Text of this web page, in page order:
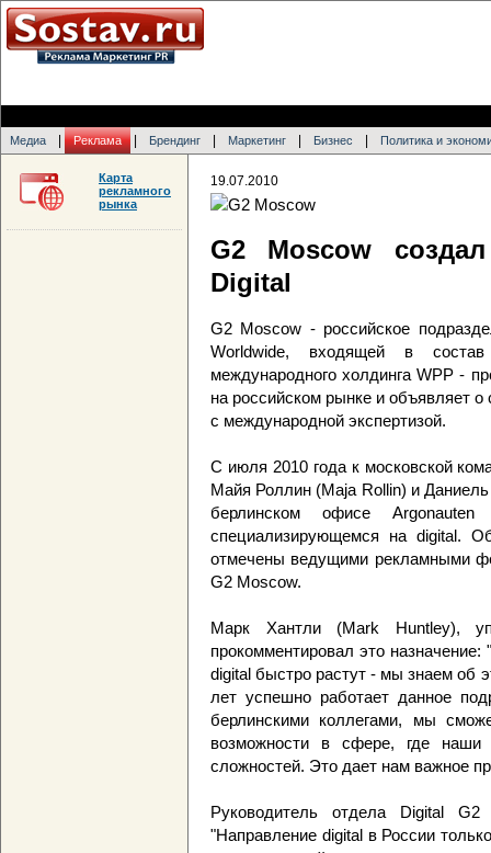
Медиа Реклама Брендинг Маркетинг Бизнес Политика и
19.07.2010
G2 Moscow
Digital
G2 Moscow - российское
Worldwide, входящей в
международного холдинга WPP -
на российском рынке и объявляет
с международной экспертизой.
С июля 2010 года к московской
Майя Роллин (Maja Rollin) и
берлинском офисе
специализирующемся на digital.
отмечены ведущими рекламными
G2 Moscow.
Марк Хантли (Mark Huntley),
прокомментировал это
digital быстро растут - мы знаем об
лет успешно работает данное
берлинскими коллегами, мы
возможности в сфере, где наши
сложностей. Это дает нам важное
Руководитель отдела Digital
"Направление digital в России
Карта
рекламного
рынка